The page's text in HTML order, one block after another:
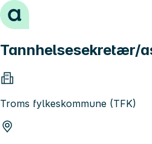
Hopp til innhold
Tannhelsesekretær/
Troms fylkeskommune (TFK)